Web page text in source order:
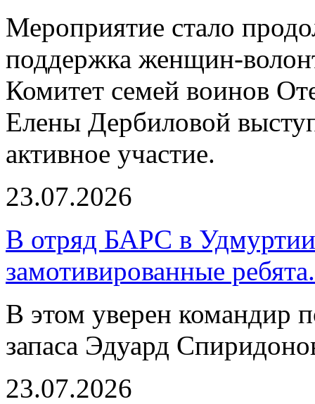
Мероприятие стало
поддержка женщин-
Комитет семей воинов
Елены Дербиловой
активное участие.
23.07.2026
В отряд БАРС в Удмуртии
замотивированные ребята.
В этом уверен командир
запаса Эдуард
23.07.2026